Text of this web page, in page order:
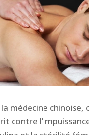
la médecine chinoise,
contre